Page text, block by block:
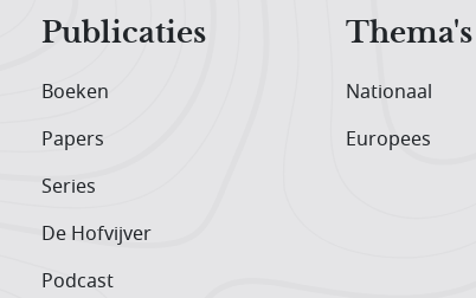
Publicaties
Boeken
Papers
Series
De Hofvijver
Podcast
Thema's
Nationaal
Europees